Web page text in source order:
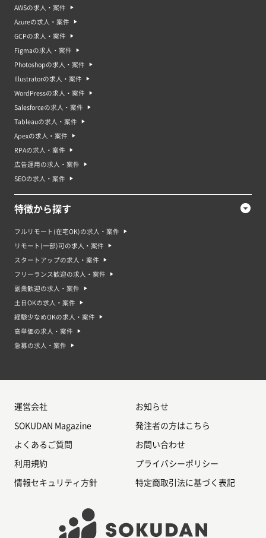
AWSの求人・案件
Azureの求人・案件
GCPの求人・案件
Figmaの求人・案件
Photoshopの求人・案件
Illustratorの求人・案件
WordPressの求人・案件
Salesforceの求人・案件
Tableauの求人・案件
Apexの求人・案件
RPAの求人・案件
広告運用の求人・案件
SEOの求人・案件
特徴から探す
フルリモート(在宅OK)の求人・案件
リモート(一部)可の求人・案件
スタートアップの求人・案件
フリーランス歓迎の求人・案件
副業歓迎の求人・案件
土日OKの求人・案件
経験少なめOKの求人・案件
高単価の求人・案件
急募の求人・案件
運営会社 お知らせ
SOKUDAN Magazine 発注者の方はこちら
よくあるご質問 お問い合わせ
利用規約 プライバシーポリシー
情報セキュリティ方針 特定商取引法に基づく表記